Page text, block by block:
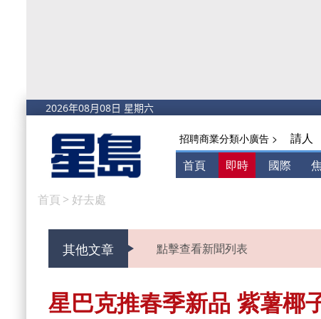
招聘商業分類小廣告 > 請人
首頁 即時 國際
首頁 > 好去處
其他文章 點擊查看新聞列表
星巴克推春季新品 紫薯椰